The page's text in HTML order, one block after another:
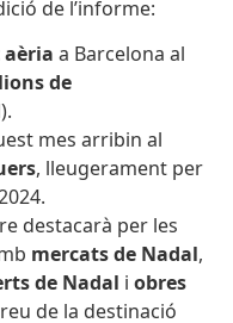
de l’informe:
aèriaa Barcelona al
de
mes arribin al
, lleugerament per
destacarà per les
mercats de Nadal,
de Nadal iobres
de la destinació